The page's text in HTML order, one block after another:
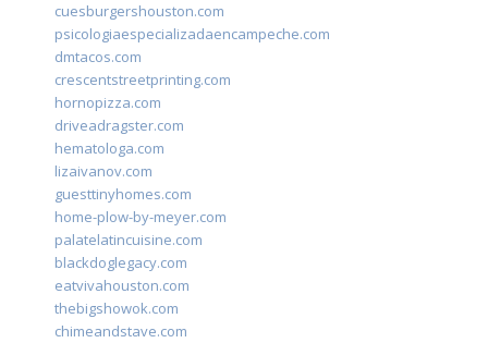
cuesburgershouston.com
psicologiaespecializadaencampeche.com
dmtacos.com
crescentstreetprinting.com
hornopizza.com
driveadragster.com
hematologa.com
lizaivanov.com
guesttinyhomes.com
home-plow-by-meyer.com
palatelatincuisine.com
blackdoglegacy.com
eatvivahouston.com
thebigshowok.com
chimeandstave.com